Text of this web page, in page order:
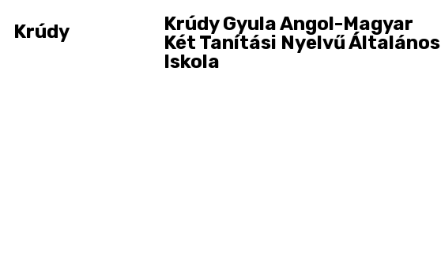
Krúdy
Krúdy Gyula Angol-Magyar
Két Tanítási Nyelvű Általános
Iskola